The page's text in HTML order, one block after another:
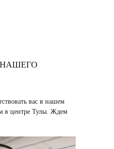
вас в нашем
в центре Тулы. Ждем